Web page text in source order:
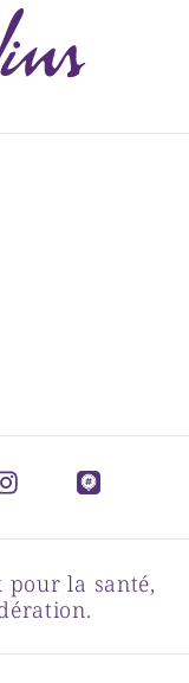
pour la santé,